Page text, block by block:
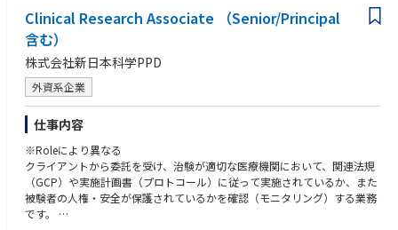
他チームとのローテーション、開発部門等他部門への兼務またはローテー
ションを経験してキャリアを積んで頂きます。
以降は工業会活動などの対外活動への関与や、マーケティング部門と連携
した環境性能アピール等の企画関連業務を行って頂く可能性もあります。
TOEIC700点程度の英語力
Clinical Research Associate （Senior/Principal
含む）
株式会社新日本科学PPD
外資系企業
仕事内容
※Roleにより異なる
クライアントから委託を受け、治験が適切な医療機関において、関連法規
（GCP）や実施計画書（プロトコール）に従って実施されているか、また
被験者の人権・安全が保護されているかを確認（モニタリング）する業務
です。